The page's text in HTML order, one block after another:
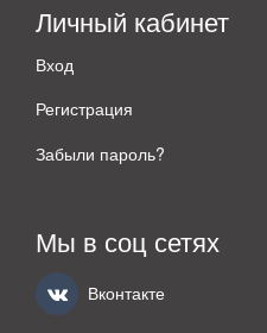
Личный кабинет
Вход
Регистрация
Забыли пароль?
Мы в соц сетях
Вконтакте